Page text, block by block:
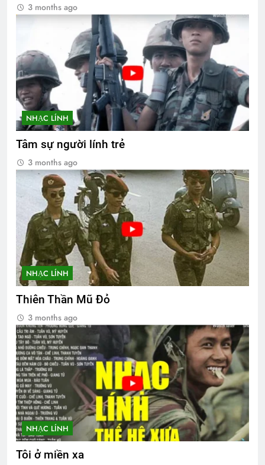
3 months ago
NHẠC LÍNH
Tâm sự người lính trẻ
3 months ago
NHẠC LÍNH
Thiên Thần Mũ Đỏ
3 months ago
NHẠC LÍNH
Tôi ở miền xa